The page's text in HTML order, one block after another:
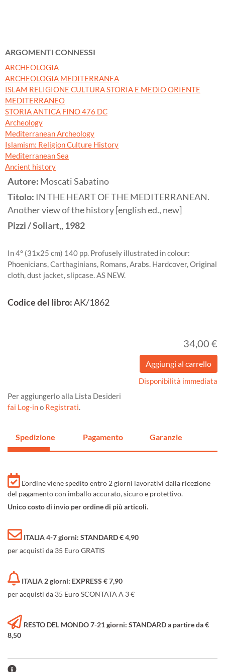
ARGOMENTI CONNESSI
ARCHEOLOGIA
ARCHEOLOGIA MEDITERRANEA
ISLAM RELIGIONE CULTURA STORIA E MEDIO ORIENTE
MEDITERRANEO
STORIA ANTICA FINO 476 DC
Archeology
Mediterranean Archeology
Islamism: Religion Culture History
Mediterranean Sea
Ancient history
Autore: Moscati Sabatino
Titolo: IN THE HEART OF THE MEDITERRANEAN.
Another view of the history [english ed., new]
Pizzi / Soliart,,1982
In 4° (31x25 cm) 140 pp. Profusely illustrated in colour:
Phoenicians, Carthaginians, Romans, Arabs. Hardcover, Original
cloth, dust jacket, slipcase. AS NEW.
Codice del libro:AK/1862
34,00 €
Disponibilità immediata
Per aggiungerlo alla Lista Desideri
fai Log-ino Registrati.
Spedizione Pagamento Garanzie
L'ordine viene spedito entro 2 giorni lavorativi dalla ricezione
del pagamento con imballo accurato, sicuro e protettivo.
Unico costo di invio per ordine di più articoli.
ITALIA 4-7 giorni: STANDARD € 4,90
per acquisti da 35 Euro GRATIS
ITALIA 2 giorni: EXPRESS € 7,90
per acquisti da 35 Euro SCONTATA A 3 €
RESTO DEL MONDO 7-21 giorni: STANDARD a partire da €
8,50